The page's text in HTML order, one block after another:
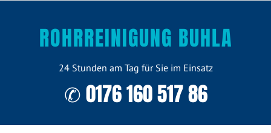
ROHRREINIGUNG BUHLA
24 Stunden am Tag für Sie im Einsatz
✆ 0176 160 517 86